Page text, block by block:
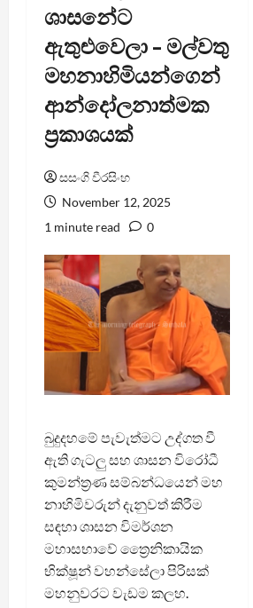
ශාසනේට
ඇතුළුවෙලා – මල්වතු
මහනාහිමියන්ගෙන්
ආන්දෝලනාත්මක
ප්‍රකාශයක්
සසංගි වීරසිංහ
November 12, 2025
1 minute read
0
බුදුදහමේ පැවැත්මට උද්ගත වී
ඇති ගැටලු සහ ශාසන විරෝධී
කුමන්ත්‍රණ සම්බන්ධයෙන් මහ
නාහිමිවරුන් දැනුවත් කිරීම
සඳහා ශාසන විමර්ශන
මහාසභාවේ ත්‍රෛනිකායික
භික්ෂූන් වහන්සේලා පිරිසක්
මහනුවරට වැඩම කලහ.